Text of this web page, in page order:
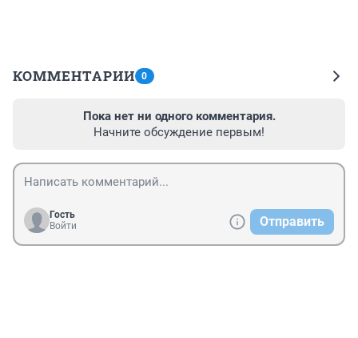
КОММЕНТАРИИ 0
Пока нет ни одного комментария.
Начните обсуждение первым!
Гость
Войти
Отправить